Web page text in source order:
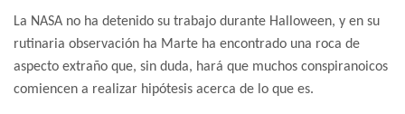
La NASA no ha detenido su trabajo durante Halloween, y en su
rutinaria observación ha Marte ha encontrado una roca de
aspecto extraño que, sin duda, hará que muchos conspiranoicos
comiencen a realizar hipótesis acerca de lo que es.